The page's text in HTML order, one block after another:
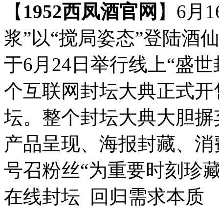
【 1952西凤酒官网 】6月
浆”以“搅局姿态”登陆酒
于6月24日举行线上“盛
个互联网封坛大典正式
坛。整个封坛大典大胆
产品呈现、海报封藏、
号召粉丝“为重要时刻珍
在线封坛 回归需求本质